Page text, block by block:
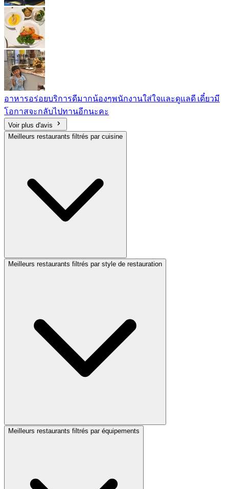
อาหารอร่อยบริการดีมากน้องๆพนักงานใส่ใจและดูแลดี เดี๋ยวมี
โอกาสจะกลับไปทานอีกนะคะ
Voir plus d'avis
Meilleurs restaurants filtrés par cuisine
Meilleurs restaurants filtrés par style de restauration
Meilleurs restaurants filtrés par équipements